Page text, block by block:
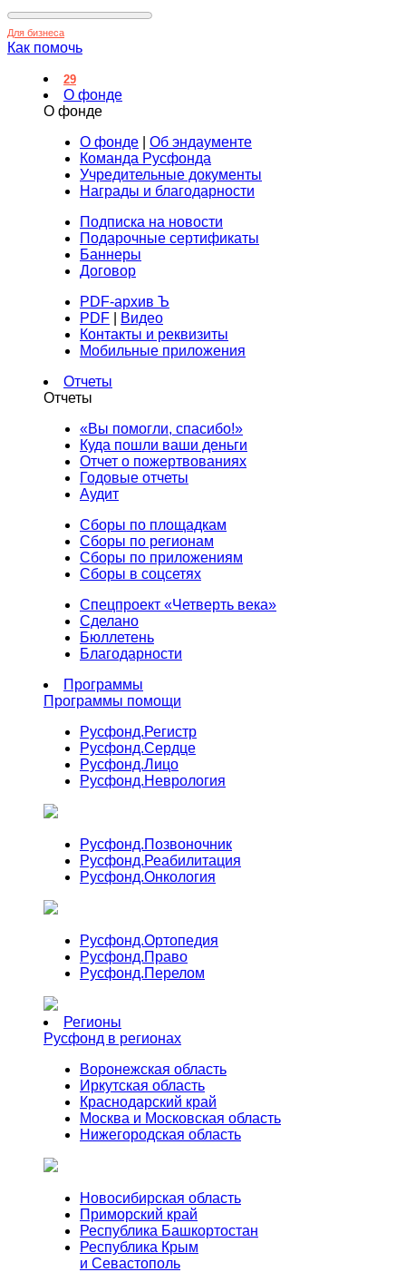
Для бизнеса
Как помочь
29
О фонде
О фонде
О фонде
Об эндаументе
Команда Русфонда
Учредительные документы
Награды и благодарности
Подписка на новости
Подарочные сертификаты
Баннеры
Договор
PDF-архив Ъ
PDF
Видео
Контакты и реквизиты
Мобильные приложения
Отчеты
Отчеты
«Вы помогли, спасибо!»
Куда пошли ваши деньги
Отчет о пожертвованиях
Годовые отчеты
Аудит
Сборы по площадкам
Сборы по регионам
Сборы по приложениям
Сборы в соцсетях
Спецпроект «Четверть века»
Сделано
Бюллетень
Благодарности
Программы
Программы помощи
Русфонд.Регистр
Русфонд.Сердце
Русфонд.Лицо
Русфонд.Неврология
Русфонд.Позвоночник
Русфонд.Реабилитация
Русфонд.Онкология
Русфонд.Ортопедия
Русфонд.Право
Русфонд.Перелом
Регионы
Русфонд в регионах
Воронежская область
Иркутская область
Краснодарский край
Москва и Московская область
Нижегородская область
Новосибирская область
Приморский край
Республика Башкортостан
Республика Крым
и Севастополь